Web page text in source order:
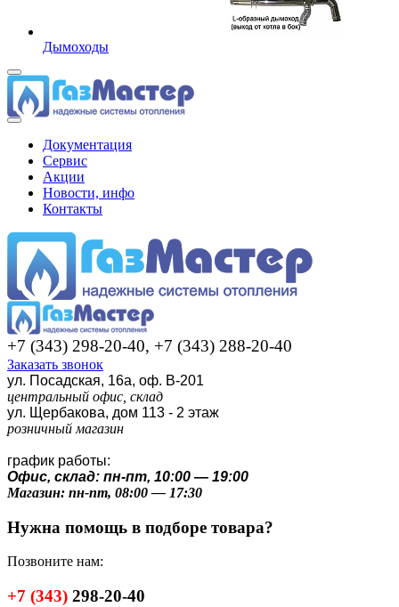
Дымоходы
Документация
Сервис
Акции
Новости, инфо
Контакты
+7 (343) 298-20-40, +7 (343) 288-20-40
Заказать звонок
ул. Посадская, 16а, оф. В-201
центральный офис, склад
ул. Щербакова, дом 113 - 2 этаж
розничный магазин
график работы:
Офис, склад: пн-пт, 10:00 — 19:00
Магазин: пн-пт, 08:00 — 17:30
Нужна помощь в подборе товара?
Позвоните нам:
+7 (343) 298-20-40